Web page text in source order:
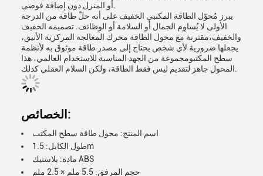
يبرز مُحوّل الطاقة المكتبي الخفيف على أنه حلّ طاقة من الدرجة
الأولى لا يُساوِم الجمال أو السلامة أو الوظائف. تصميمه الخفيف
والخفيف،مقترنة مع محول الطاقة محرك المعالجة المركزية الأنيق،
يجعلها ضرورية لأي شخص يحتاج إلى مصدر طاقة موثوق به لأنظمة
سطح المكتبومجموعة من الجهد المناسبة للاستخدام العالمي، هذا
الخصائص:
اسم المنتج: محول طاقة سطح المكتب
طول الكابل: 1.5m
مادة: بلاستيك ABS
حجم المرفق: 5.5 ملم × 2.5 ملم